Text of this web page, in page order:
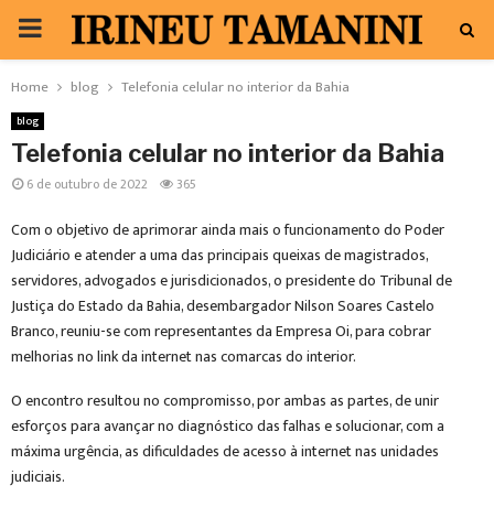
PRIMARY
MENU
Home blog Telefonia celular no interior da Bahia
blog
Telefonia celular no interior da Bahia
6 de outubro de 2022 365
Com o objetivo de aprimorar ainda mais o funcionamento do Poder
Judiciário e atender a uma das principais queixas de magistrados,
servidores, advogados e jurisdicionados, o presidente do Tribunal de
Justiça do Estado da Bahia, desembargador Nilson Soares Castelo
Branco, reuniu-se com representantes da Empresa Oi, para cobrar
melhorias no link da internet nas comarcas do interior.
O encontro resultou no compromisso, por ambas as partes, de unir
esforços para avançar no diagnóstico das falhas e solucionar, com a
máxima urgência, as dificuldades de acesso à internet nas unidades
judiciais.